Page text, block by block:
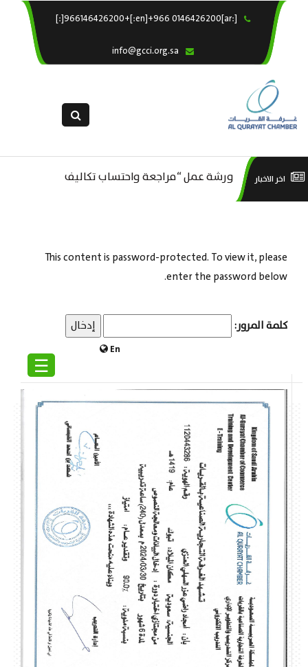
[:ar]966146426200+[:en]+966 0146426200[:]
En
☰
×
خدماتنا
التقديم الالكترونى
اخر الاخبار ورشة عمل “مراجعة واحتساب تكاليف
This content is password-protected. To view it, please
enter the password below.
كلمة المرور: